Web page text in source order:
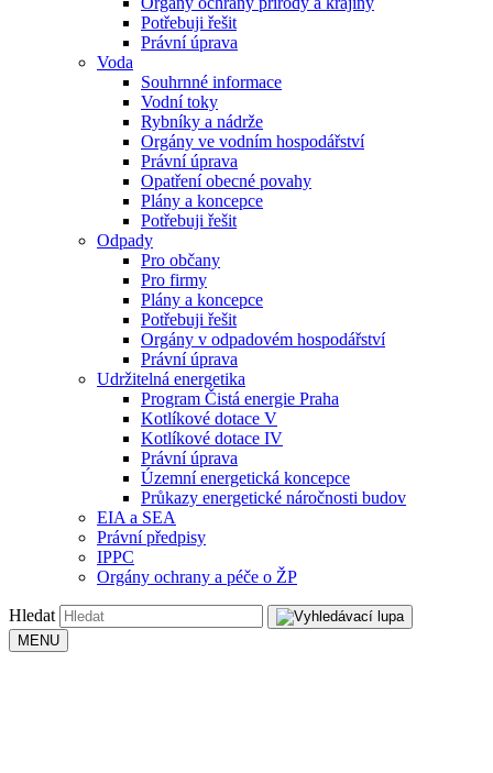
Potřebuji řešit
Právní úprava
Voda
Souhrnné informace
Vodní toky
Rybníky a nádrže
Orgány ve vodním hospodářství
Právní úprava
Opatření obecné povahy
Plány a koncepce
Potřebuji řešit
Odpady
Pro občany
Pro firmy
Plány a koncepce
Potřebuji řešit
Orgány v odpadovém hospodářství
Právní úprava
Udržitelná energetika
Program Čistá energie Praha
Kotlíkové dotace V
Kotlíkové dotace IV
Právní úprava
Územní energetická koncepce
Průkazy energetické náročnosti budov
EIA a SEA
Právní předpisy
IPPC
Orgány ochrany a péče o ŽP
Hledat
MENU